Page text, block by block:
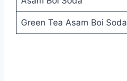
Green Tea Asam Boi Soda